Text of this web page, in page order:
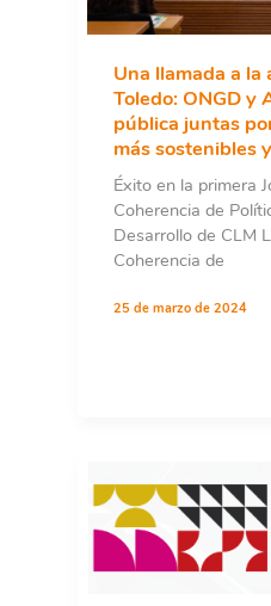
Una llamada a la
Toledo: ONGD y
pública juntas
más sostenibles
Éxito en la primera
Coherencia de
Desarrollo de CLM
Coherencia de
25 de marzo de 2024